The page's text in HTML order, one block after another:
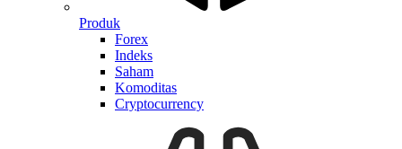
Produk
Forex
Indeks
Saham
Komoditas
Cryptocurrency